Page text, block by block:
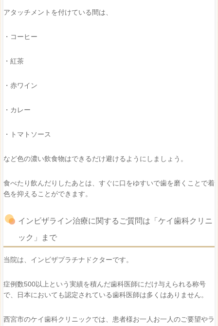
アタッチメントを付けている間は、
・コーヒー
・紅茶
・赤ワイン
・カレー
・トマトソース
など色の濃い飲食物はできるだけ避けるようにしましょう。
食べたり飲んだりしたあとは、すぐに口をゆすいで歯を磨くことで着
色を抑えることができます。
インビザライン治療に関するご質問は「ケイ歯科クリニ
ック」まで
当院は、インビザプラチナドクターです。
症例数500以上という実績を積んだ歯科医師にだけ与えられる称号
で、日本においても認定されている歯科医師は多くはありません。
西宮市のケイ歯科クリニックでは、患者様お一人お一人のご要望やラ